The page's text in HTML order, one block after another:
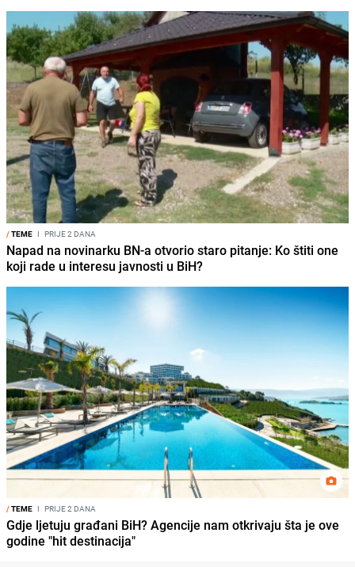
/TEME I PRIJE 2 DANA
Napad na novinarku BN-a otvorio staro pitanje: Ko štiti one
koji rade u interesu javnosti u BiH?
/TEME I PRIJE 2 DANA
Gdje ljetuju građani BiH? Agencije nam otkrivaju šta je ove
godine "hit destinacija"